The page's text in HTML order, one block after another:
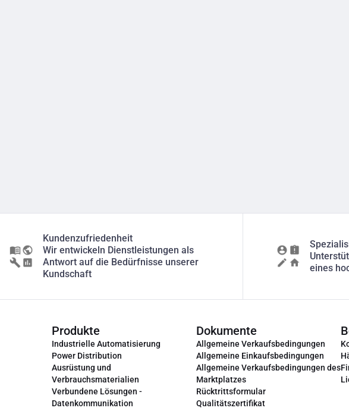
Kundenzufriedenheit
Wir entwickeln Dienstleistungen als
Antwort auf die Bedürfnisse unserer
Kundschaft
eines
Produkte
Industrielle Automatisierung
Power Distribution
Ausrüstung und
Verbrauchsmaterialien
Verbundene Lösungen -
Datenkommunikation
Dokumente
Allgemeine Verkaufsbedingungen
Allgemeine Einkaufsbedingungen
Allgemeine Verkaufsbedingungen des
Marktplatzes
Rücktrittsformular
Qualitätszertifikat